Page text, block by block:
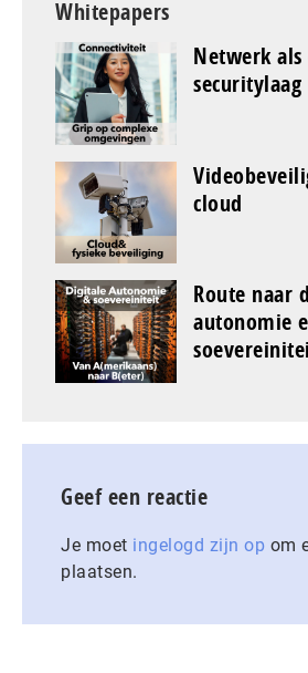
Whitepapers
Netwerk
securitylaag
cloud
Route naar
autonomie
Geef een reactie
Je moet ingelogd zijn op om
plaatsen.